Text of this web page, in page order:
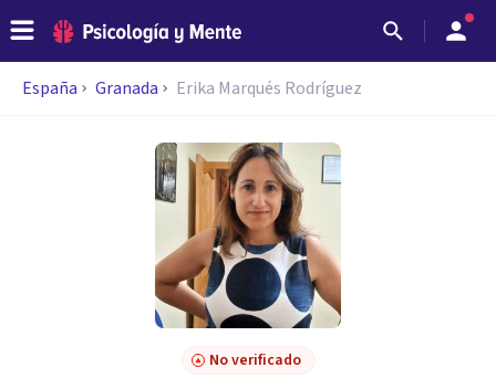
España Granada Erika Marqués Rodríguez
No verificado